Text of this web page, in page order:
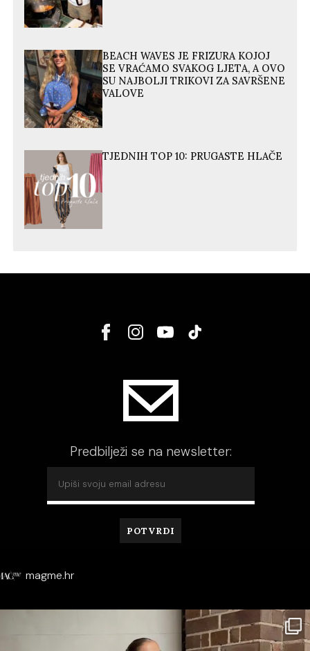
BEACH WAVES JE FRIZURA KOJOJ
SE VRAĆAMO SVAKOG LJETA, A OVO
SU NAJBOLJI TRIKOVI ZA SAVRŠENE
VALOVE
TJEDNIH TOP 10: PRUGASTE HLAČE
Predbilježi se na newsletter:
magme.hr